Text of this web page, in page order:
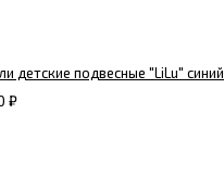
детские подвесные "LiLu" синий
₽